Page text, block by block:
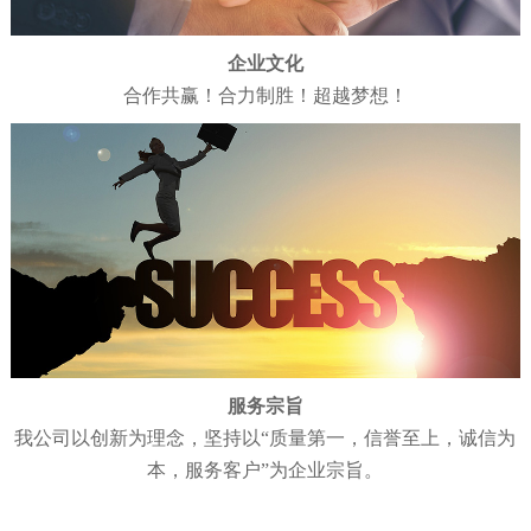
企业文化
合作共赢！合力制胜！超越梦想！
服务宗旨
我公司以创新为理念，坚持以“质量第一，信誉至上，诚信为
本，服务客户”为企业宗旨。